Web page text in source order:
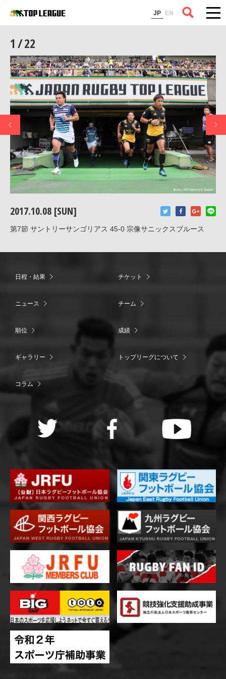
JP EN
コラム
1 / 22
2017.10.08 [SUN]
第7節 サントリーサンゴリアス 45-0 宗像サニックスブルース
日程・結果 チケット
ニュース チーム
順位 成績
ギャラリー トップリーグについて
コラム